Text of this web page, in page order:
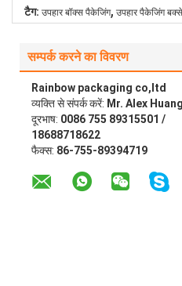
टैग: उपहार बॉक्स पैकेजिंग, उपहार पैकेजिंग बक्से
सम्पर्क करने का विवरण
Rainbow packaging co,ltd
व्यक्ति से संपर्क करें: Mr. Alex Huang
दूरभाष: 0086 755 89315501 /
18688718622
फैक्स: 86-755-89394719